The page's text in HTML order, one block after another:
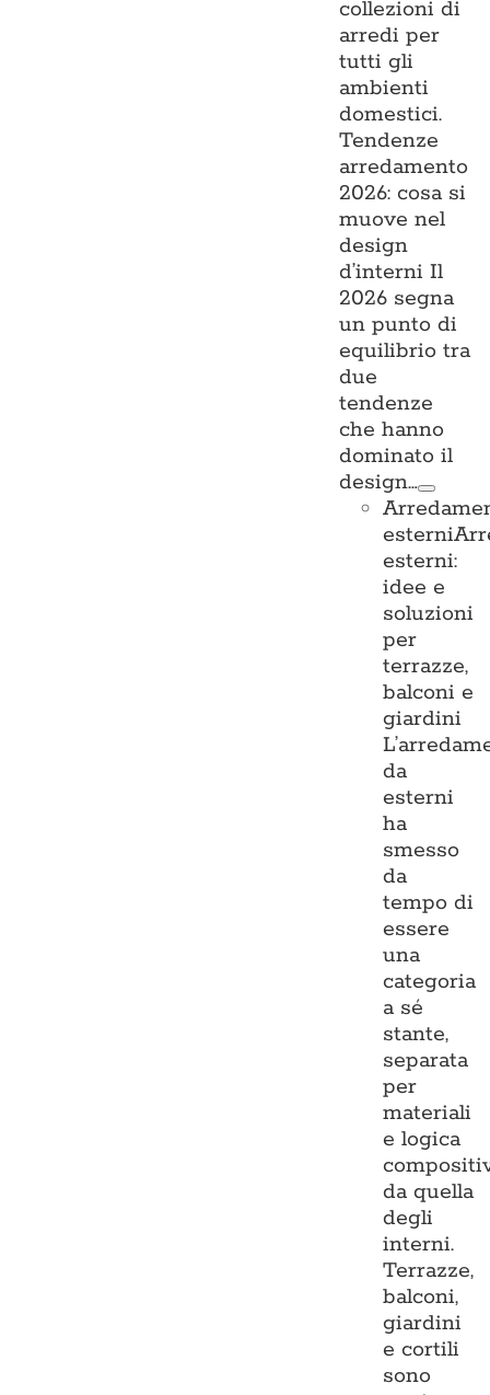
collezioni di
arredi per
tutti gli
ambienti
domestici.
Tendenze
arredamento
2026: cosa si
muove nel
design
d’interni Il
2026 segna
un punto di
equilibrio tra
due
tendenze
che hanno
dominato il
design…
esterni
esterni:
idee e
soluzioni
per
terrazze,
balconi e
giardini
da
esterni
ha
smesso
da
tempo di
essere
una
categoria
a sé
stante,
separata
per
materiali
e logica
da quella
degli
interni.
Terrazze,
balconi,
giardini
e cortili
sono